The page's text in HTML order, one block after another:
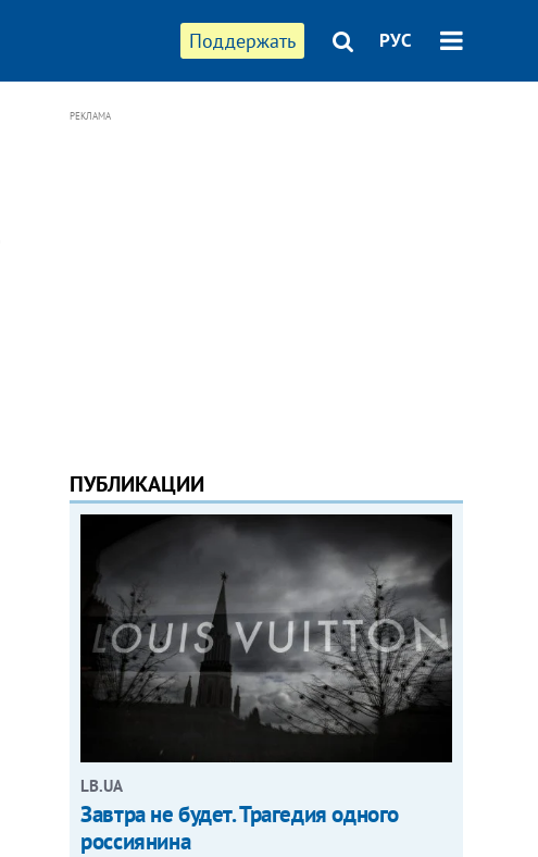
Поддержать РУС
РЕКЛАМА
ПУБЛИКАЦИИ
LB.UA
Завтра не будет. Трагедия одного
россиянина